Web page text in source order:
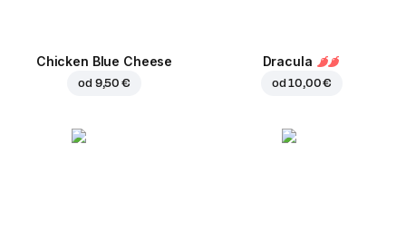
Chicken Blue Cheese
od 9,50 €
Dracula
od10,00 €